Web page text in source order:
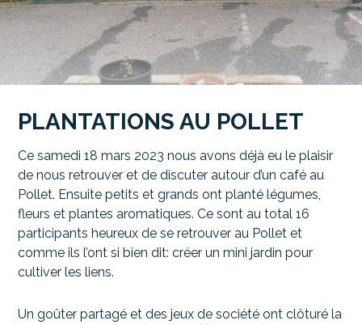
PLANTATIONS AU POLLET
Ce samedi 18 mars 2023 nous avons déjà eu le plaisir
de nous retrouver et de discuter autour d’un café au
Pollet. Ensuite petits et grands ont planté légumes,
fleurs et plantes aromatiques. Ce sont au total 16
participants heureux de se retrouver au Pollet et
comme ils l’ont si bien dit: créer un mini jardin pour
cultiver les liens.
Un goûter partagé et des jeux de société ont clôturé la